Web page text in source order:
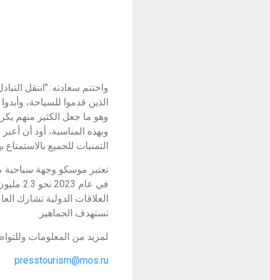
واختتم سعادته: "انتقل
الذين قدموا للسياحة،
وهو ما جعل الكثير منهم
وبهذه المناسبة، أود أن
التمنيات للجميع بالاستمتاع
تعتبر موسكو وجهة سياحية
في
العلاقات الدولية تشارك
تستهدف الجماهير.
لمزيد من المعلومات
presstourism@mos.ru